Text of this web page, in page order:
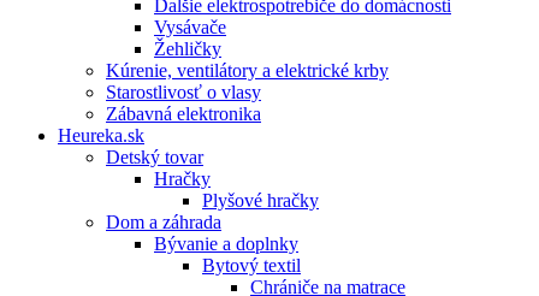
Dalšie elektrospotrebiče do domácnosti
Vysávače
Žehličky
Kúrenie, ventilátory a elektrické krby
Starostlivosť o vlasy
Zábavná elektronika
Heureka.sk
Detský tovar
Hračky
Plyšové hračky
Dom a záhrada
Bývanie a doplnky
Bytový textil
Chrániče na matrace